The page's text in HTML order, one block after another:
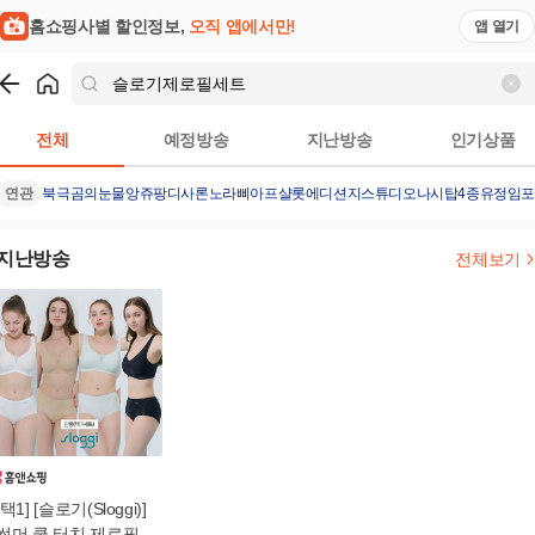
홈쇼핑사별 할인정보, 오직 앱에서만! 앱 열기
전체 예정방송 지난방송 인기상품
연관 북극곰의눈물앙쥬팡디사론노라삐아프샬롯에디션 지스튜디오나시탑4종유정임
난방송 전체보기
1] [슬로기(Sloggi)]